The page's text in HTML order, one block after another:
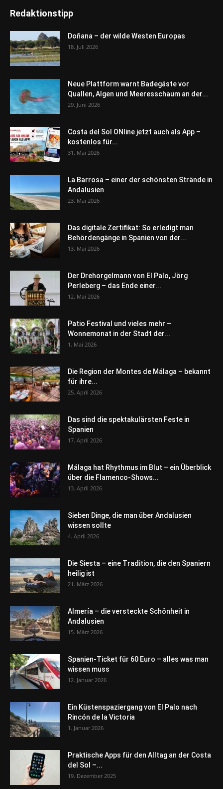
Redaktionstipp
Doñana – der wilde Westen Europas
18. Juli 2026
Neue Plattform warnt Badegäste vor
Quallen, Algen und Meeresschaum an der...
29. Juni 2026
Costa del Sol ONline jetzt auch als App –
kostenlos für...
31. Mai 2026
La Barrosa – einer der schönsten Strände in
Andalusien
23. Mai 2026
Das digitale Zertifikat: So erledigt man
Behördengänge in Spanien von der...
13. Mai 2026
Der Drehorgelmann von El Palo, Jörg
Perleberg – das Ende einer...
12. Mai 2026
Patio Festival und vieles mehr –
Wonnemonat in der Stadt der...
1. Mai 2026
Die Region der Montes de Málaga – bekannt
für ihre...
25. April 2026
Das sind die spektakulärsten Feste in
Spanien
17. April 2026
Málaga hat Rhythmus im Blut – ein Überblick
über die Flamenco-Shows...
13. April 2026
Sieben Dinge, die man über Andalusien
wissen sollte
4. April 2026
Die Siesta – eine Tradition, die den Spaniern
heilig ist
21. März 2026
Almería – die versteckte Schönheit in
Andalusien
15. März 2026
Spanien-Ticket für 60 Euro – alles was man
wissen muss
12. Januar 2026
Ein Küstenspaziergang von El Palo nach
Rincón de la Victoria
1. Januar 2026
Praktische Apps für den Alltag an der Costa
del Sol –...
19. Dezember 2025